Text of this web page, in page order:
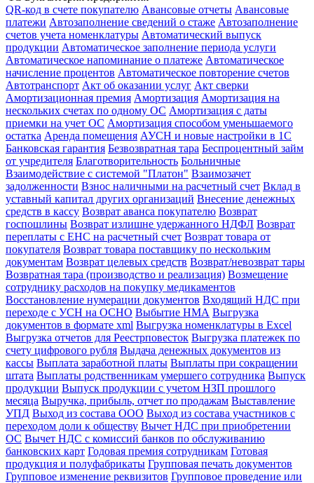
QR-код в счете покупателю Авансовые отчеты Авансовые
платежи Автозаполнение сведений о стаже Автозаполнение
счетов учета номенклатуры Автоматический выпуск
продукции Автоматическое заполнение периода услуги
Автоматическое напоминание о платеже Автоматическое
начисление процентов Автоматическое повторение счетов
Автотранспорт Акт об оказании услуг Акт сверки
Амортизационная премия Амортизация Амортизация на
нескольких счетах по одному ОС Амортизация с даты
приемки на учет ОС Амортизация способом уменьшаемого
остатка Аренда помещения АУСН и новые настройки в 1С
Банковская гарантия Безвозвратная тара Беспроцентный займ
от учредителя Благотворительность Больничные
Взаимодействие с системой "Платон" Взаимозачет
задолженности Взнос наличными на расчетный счет Вклад в
уставный капитал других организаций Внесение денежных
средств в кассу Возврат аванса покупателю Возврат
госпошлины Возврат излишне удержанного НДФЛ Возврат
переплаты с ЕНС на расчетный счет Возврат товара от
покупателя Возврат товара поставщику по нескольким
документам Возврат целевых средств Возврат/невозврат тары
Возвратная тара (производство и реализация) Возмещение
сотруднику расходов на покупку медикаментов
Восстановление нумерации документов Входящий НДС при
переходе с УСН на ОСНО Выбытие НМА Выгрузка
документов в формате xml Выгрузка номенклатуры в Excel
Выгрузка отчетов для Реестрповесток Выгрузка платежек по
счету цифрового рубля Выдача денежных документов из
кассы Выплата заработной платы Выплаты при сокращении
штата Выплаты родственникам умершего сотрудника Выпуск
продукции Выпуск продукции с учетом НЗП прошлого
месяца Выручка, прибыль, отчет по продажам Выставление
УПД Выход из состава ООО Выход из состава участников с
переходом доли к обществу Вычет НДС при приобретении
ОС Вычет НДС с комиссий банков по обслуживанию
банковских карт Годовая премия сотрудникам Готовая
продукция и полуфабрикаты Групповая печать документов
Групповое изменение реквизитов Групповое проведение или